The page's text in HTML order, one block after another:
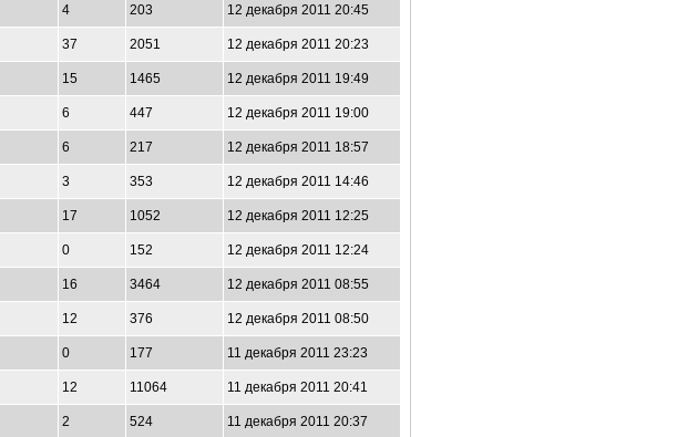
4 203 12 декабря 2011 20:45
37 2051 12 декабря 2011 20:23
15 1465 12 декабря 2011 19:49
6 447 12 декабря 2011 19:00
6 217 12 декабря 2011 18:57
3 353 12 декабря 2011 14:46
17 1052 12 декабря 2011 12:25
0 152 12 декабря 2011 12:24
16 3464 12 декабря 2011 08:55
12 376 12 декабря 2011 08:50
0 177 11 декабря 2011 23:23
12 11064 11 декабря 2011 20:41
2 524 11 декабря 2011 20:37